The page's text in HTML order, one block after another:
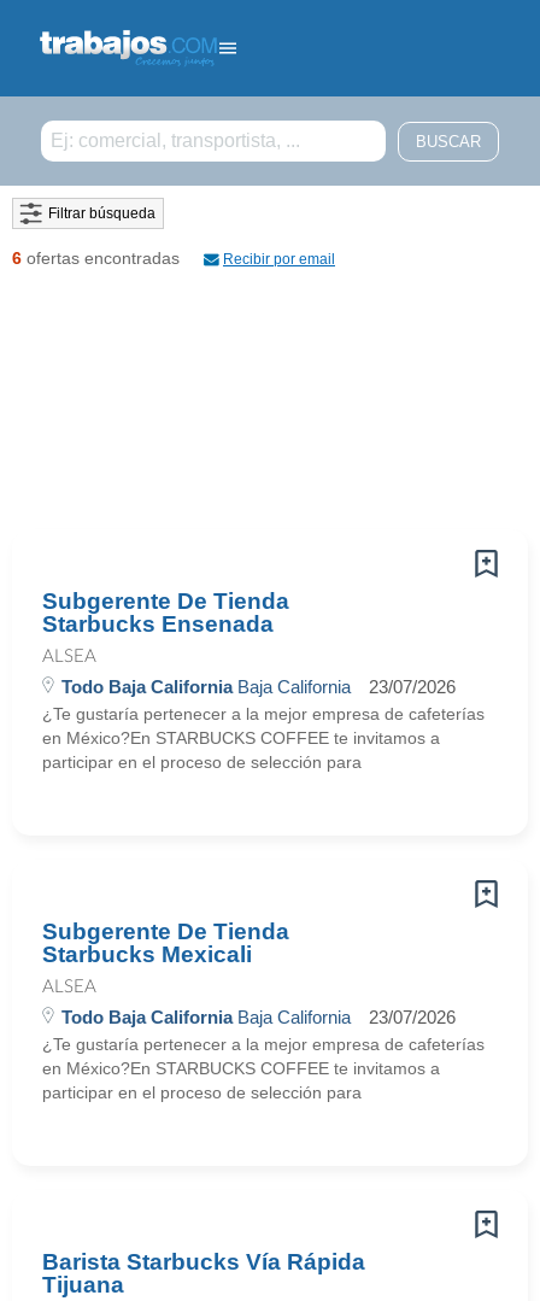
Filtrar búsqueda
6 ofertas encontradas Recibir por email
Subgerente De Tienda
Starbucks Ensenada
ALSEA
Todo Baja CaliforniaBaja California 23/07/2026
¿Te gustaría pertenecer a la mejor empresa de cafeterías
en México?En STARBUCKS COFFEE te invitamos a
participar en el proceso de selección para
Subgerente De Tienda
Starbucks Mexicali
ALSEA
Todo Baja CaliforniaBaja California 23/07/2026
¿Te gustaría pertenecer a la mejor empresa de cafeterías
en México?En STARBUCKS COFFEE te invitamos a
participar en el proceso de selección para
Barista Starbucks Vía Rápida
Tijuana